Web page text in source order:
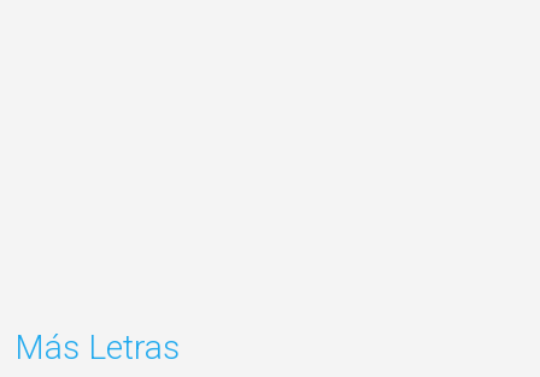
Más Letras